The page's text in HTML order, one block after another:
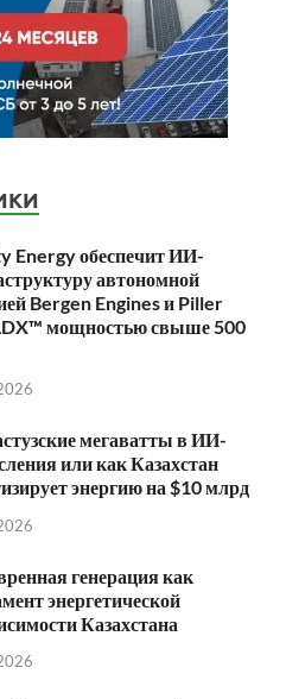
Energy обеспечит ИИ-
автономной
Bergen Engines и Piller
мощностью свыше 500
мегаватты в ИИ-
или как Казахстан
энергию на $10 млрд
генерация как
энергетической
Казахстана